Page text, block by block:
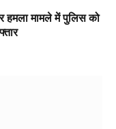
हमला मामले में पुलिस को